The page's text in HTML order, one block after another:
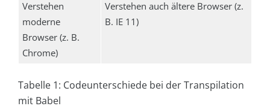
Verstehen
moderne
Browser (z. B.
Chrome)
Verstehen auch ältere Browser (z.
B. IE 11)
Tabelle 1: Codeunterschiede bei der Transpilation
mit Babel